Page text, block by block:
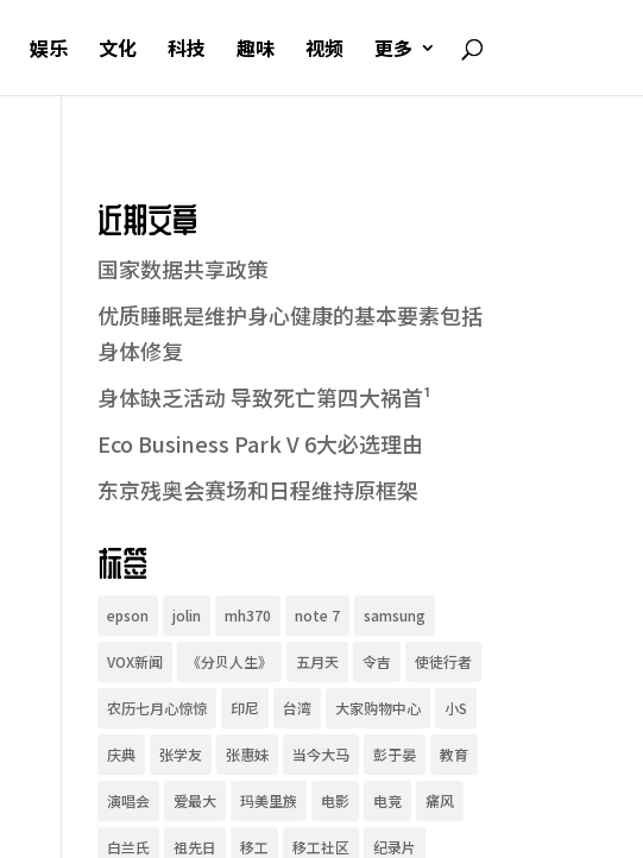
娱乐 文化 科技 趣味 视频 更多
近期文章
国家数据共享政策
优质睡眠是维护身心健康的基本要素包括
身体修复
身体缺乏活动 导致死亡第四大祸首¹
Eco Business Park V 6大必选理由
东京残奥会赛场和日程维持原框架
标签
epson jolin mh370 note 7 samsung
VOX新闻 《分贝人生》 五月天 令吉 使徒行者
农历七月心惊惊 印尼 台湾 大家购物中心 小S
庆典 张学友 张惠妹 当今大马 彭于晏 教育
演唱会 爱最大 玛美里族 电影 电竞 痛风
白兰氏 祖先日 移工 移工社区 纪录片